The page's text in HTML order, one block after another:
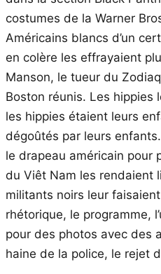
costumes de la Warner
Américains blancs d’un
en colère les effrayaient
Manson, le tueur du
Boston réunis. Les hippies
les hippies étaient leurs
dégoûtés par leurs
le drapeau américain pour
du Viêt Nam les rendaient
militants noirs leur
rhétorique, le programme,
pour des photos avec des
haine de la police, le rejet